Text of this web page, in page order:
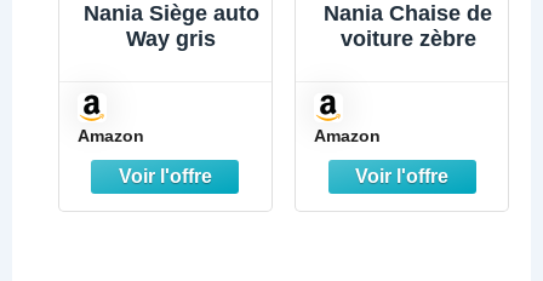
Nania Siège auto
Way gris
Amazon
Nania Chaise de
voiture zèbre
Amazon